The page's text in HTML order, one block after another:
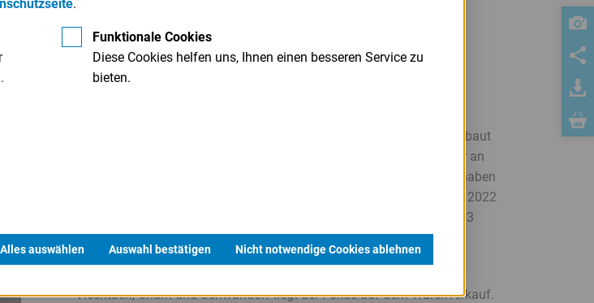
am Stadtplatz und
umgebaut. Auch
2010 ein Kollege auf
möchte.
„Das konnte ich mir gut vorstellen, denn der Betrieb ist ähnlich aufgebaut
wie wir”, erzählt Schub. Drei Jahre später tritt erneut ein Unternehmer an
Schub heran: ob er Interesse an seiner Firma in Nittenau hätte. „Wir haben
auch dort eine Filiale aufgemacht und die Mitarbeiter übernommen.“ 2022
wiederholt sich die gleiche Geschichte in Schwandorf, wo Schub 2023
weitermacht.
Viechtach, Cham und Schwandorf liegt der Fokus auf dem Warenverkauf.
.
Funktionale Cookies
Diese Cookies helfen uns, Ihnen einen besseren Service zu
bieten.
Alles auswählen Auswahl bestätigen Nicht notwendige Cookies ablehnen